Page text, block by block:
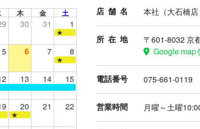
木 金 土
30 31 1
★
5 6 7 8
★
13 14 15
20 21 22
★
店舗名 本社（大石橋店
所在地
〒601-8032 京
Google map
電話番号 075-661-0119
営業時間 月曜～土曜